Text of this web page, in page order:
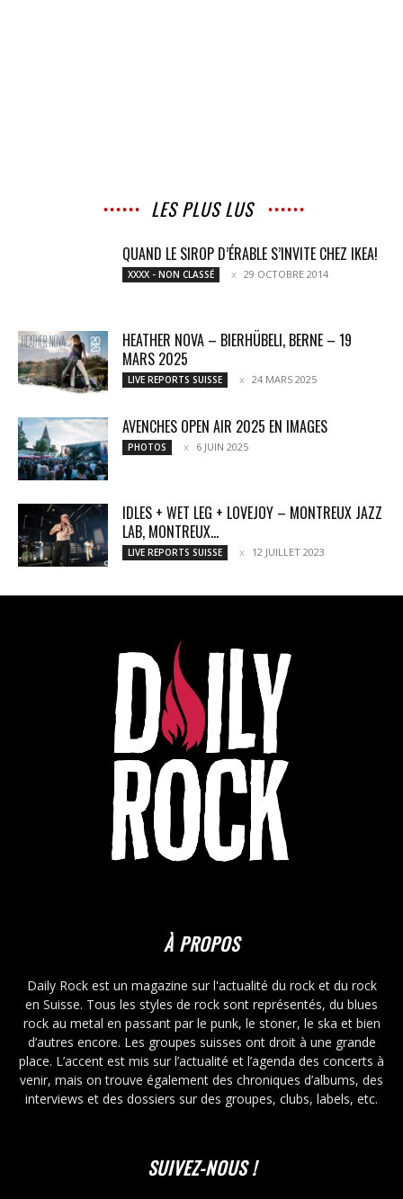
LES PLUS LUS
QUAND LE SIROP D’ÉRABLE S’INVITE CHEZ IKEA!
XXXX - NON CLASSÉ 29 OCTOBRE 2014
HEATHER NOVA – BIERHÜBELI, BERNE – 19
MARS 2025
LIVE REPORTS SUISSE 24 MARS 2025
AVENCHES OPEN AIR 2025 EN IMAGES
PHOTOS 6 JUIN 2025
IDLES + WET LEG + LOVEJOY – MONTREUX JAZZ
LAB, MONTREUX...
LIVE REPORTS SUISSE 12 JUILLET 2023
À PROPOS
Daily Rock est un magazine sur l'actualité du rock et du rock
en Suisse. Tous les styles de rock sont représentés, du blues
rock au metal en passant par le punk, le stoner, le ska et bien
d’autres encore. Les groupes suisses ont droit à une grande
place. L’accent est mis sur l’actualité et l’agenda des concerts à
venir, mais on trouve également des chroniques d’albums, des
interviews et des dossiers sur des groupes, clubs, labels, etc.
SUIVEZ-NOUS !